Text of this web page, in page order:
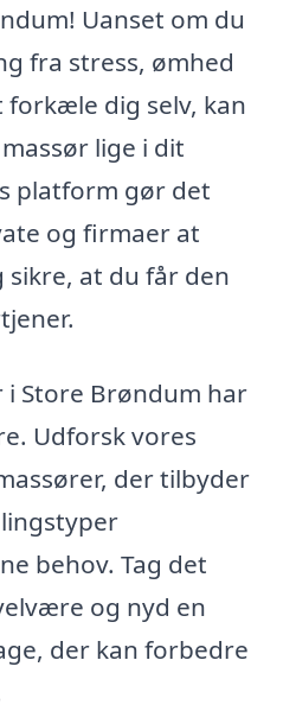
Uanset om du
fra stress, ømhed
dig selv, kan
lige i dit
platform gør det
og firmaer at
sikre, at du får den
i Store Brøndum har
Udforsk vores
der tilbyder
behov. Tag det
og nyd en
der kan forbedre